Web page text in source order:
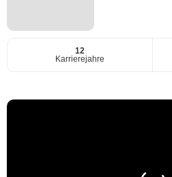
12
Karrierejahre